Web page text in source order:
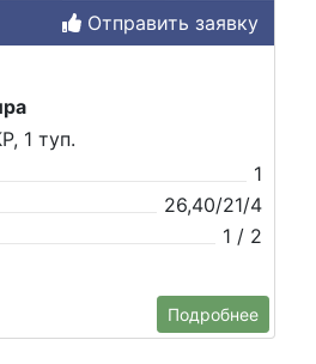
Отправить заявку
1 туп.
1
26,40/21/4
1 / 2
Подробнее